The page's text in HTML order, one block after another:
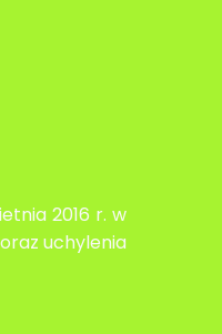
2016 r. w
uchylenia